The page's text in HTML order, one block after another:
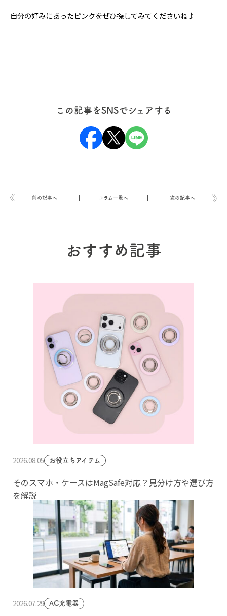
自分の好みにあったピンクをぜひ探してみてくださいね♪
この記事をSNSでシェアする
前の記事へ コラム一覧へ 次の記事へ
おすすめ記事
2026.08.05 お役立ちアイテム
そのスマホ・ケースはMagSafe対応？見分け方や選び方
を解説
2026.07.29 AC充電器